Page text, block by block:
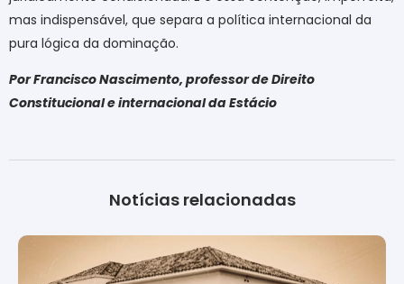
mas indispensável, que separa a política internacional da
pura lógica da dominação.
Por Francisco Nascimento, professor de Direito
Constitucional e internacional da Estácio
Notícias relacionadas